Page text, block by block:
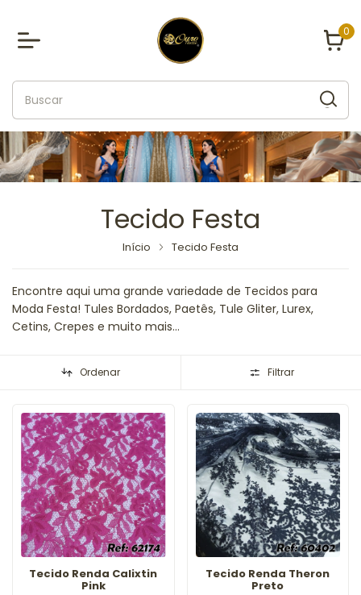
0
Tecido Festa
Início Tecido Festa
Encontre aqui uma grande variedade de Tecidos para
Moda Festa! Tules Bordados, Paetês, Tule Gliter, Lurex,
Cetins, Crepes e muito mais...
Ordenar Filtrar
Tecido Renda Calixtin
Pink
Tecido Renda Theron
Preto